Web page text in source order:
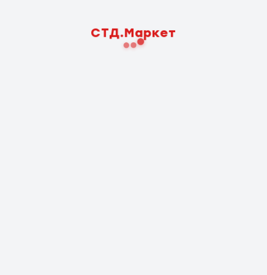
СТД.Маркет